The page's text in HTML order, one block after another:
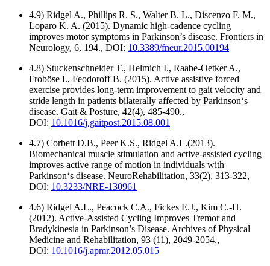
4.9) Ridgel A., Phillips R. S., Walter B. L., Discenzo F. M.,
Loparo K. A. (2015). Dynamic high-cadence cycling
improves motor symptoms in Parkinson’s disease. Frontiers in
Neurology, 6, 194., DOI: 10.3389/fneur.2015.00194
4.8) Stuckenschneider T., Helmich I., Raabe-Oetker A.,
Froböse I., Feodoroff B. (2015). Active assistive forced
exercise provides long-term improvement to gait velocity and
stride length in patients bilaterally affected by Parkinson‘s
disease. Gait & Posture, 42(4), 485-490.,
DOI: 10.1016/j.gaitpost.2015.08.001
4.7) Corbett D.B., Peer K.S., Ridgel A.L.(2013).
Biomechanical muscle stimulation and active-assisted cycling
improves active range of motion in individuals with
Parkinson‘s disease. NeuroRehabilitation, 33(2), 313-322,
DOI: 10.3233/NRE-130961
4.6) Ridgel A.L., Peacock C.A., Fickes E.J., Kim C.-H.
(2012). Active-Assisted Cycling Improves Tremor and
Bradykinesia in Parkinson’s Disease. Archives of Physical
Medicine and Rehabilitation, 93 (11), 2049-2054.,
DOI: 10.1016/j.apmr.2012.05.015